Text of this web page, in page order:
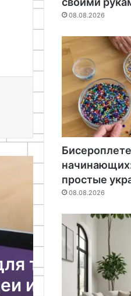
08.08.2026
простые
08.08.2026